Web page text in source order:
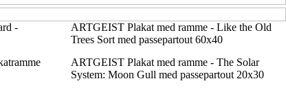
-
ARTGEIST Plakat med ramme - Like the Old
Trees Sort med passepartout 60x40
ARTGEIST Plakat med ramme - The Solar
System: Moon Gull med passepartout 20x30